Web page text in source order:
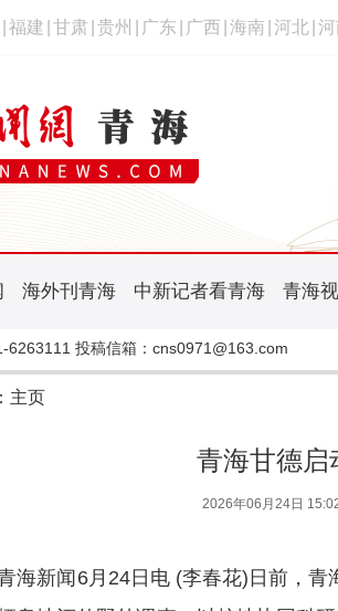
福建 甘肃 贵州 广东 广西 海南 河北
海外刊青海 中新记者看青海 青海
6263111 投稿信箱：cns0971@163.com
主页
青海甘德启
2026年06月24日
新闻6月24日电 (李春花)日前，青